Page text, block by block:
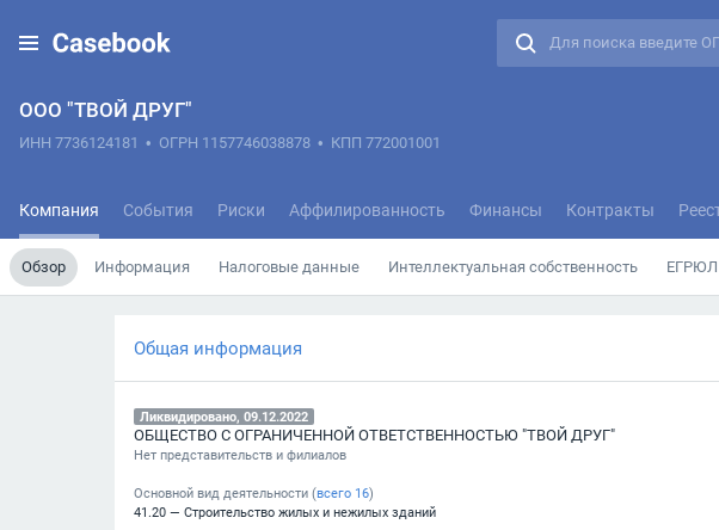
ООО "ТВОЙ ДРУГ"
ИНН 7736124181 • ОГРН 1157746038878 • КПП 772001001
Компания События Риски Аффилированность Финансы Контракты
Обзор Информация Налоговые данные Интеллектуальная собственность ЕГРЮЛ
Общая информация
Ликвидировано, 09.12.2022
ОБЩЕСТВО С ОГРАНИЧЕННОЙ ОТВЕТСТВЕННОСТЬЮ "ТВОЙ ДРУГ"
Нет представительств и филиалов
Основной вид деятельности (всего 16)
41.20 — Строительство жилых и нежилых зданий